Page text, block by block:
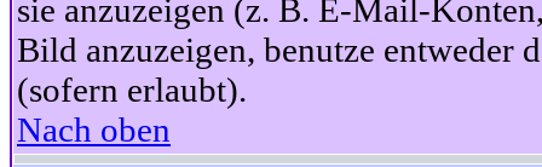
sie anzuzeigen (z. B. E-Mail-
Bild anzuzeigen, benutze
(sofern erlaubt).
Nach oben